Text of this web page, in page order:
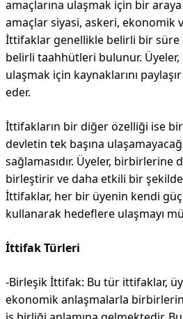
amaçlarına ulaşmak için bir
amaçlar siyasi, askeri, ekonomik
İttifaklar genellikle belirli bir
belirli taahhütleri bulunur.
ulaşmak için kaynaklarını
eder.
İttifakların bir diğer özelliği ise
devletin tek başına
sağlamasıdır. Üyeler,
birleştirir ve daha etkili bir
İttifaklar, her bir üyenin kendi
kullanarak hedeflere ulaşmayı
İttifak Türleri
-Birleşik İttifak: Bu tür ittifaklar,
ekonomik anlaşmalarla